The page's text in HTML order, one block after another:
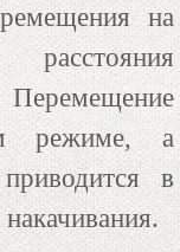
на
режиме, а
в